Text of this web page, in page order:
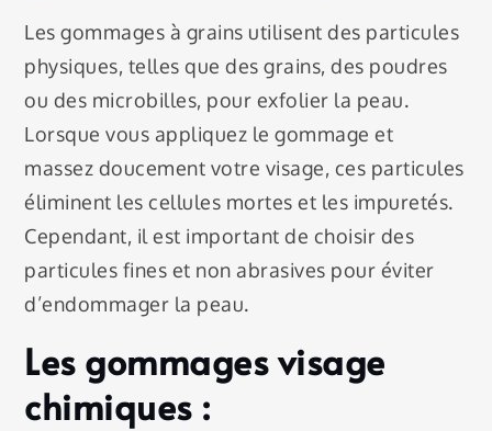
Les gommages à grains utilisent des particules
physiques, telles que des grains, des poudres
ou des microbilles, pour exfolier la peau.
Lorsque vous appliquez le gommage et
massez doucement votre visage, ces particules
éliminent les cellules mortes et les impuretés.
Cependant, il est important de choisir des
particules fines et non abrasives pour éviter
d’endommager la peau.
Les gommages visage
chimiques :